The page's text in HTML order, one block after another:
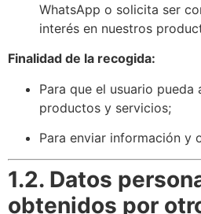
WhatsApp o solicita ser
interés en nuestros
Finalidad de la recogida:
Para que el usuario pueda
productos y servicios;
Para enviar información y
1.2. Datos
obtenidos por